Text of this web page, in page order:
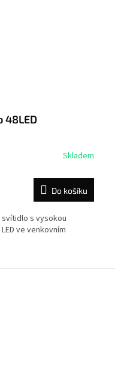
48LED
Skladem
Do košíku
svítidlo s vysokou
ve venkovním